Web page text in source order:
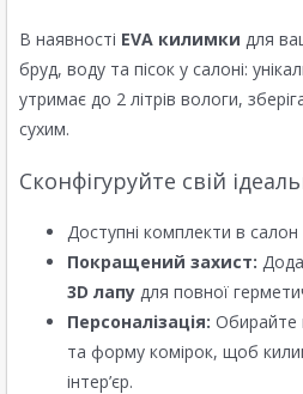
В наявності EVA килимки для
бруд, воду та пісок у салоні:
утримає до 2 літрів вологи,
сухим.
Сконфігуруйте свій
Доступні комплекти в
Покращений захист:
3D лапу для повної
Персоналізація: Обирайте
та форму комірок, щоб
інтер’єр.